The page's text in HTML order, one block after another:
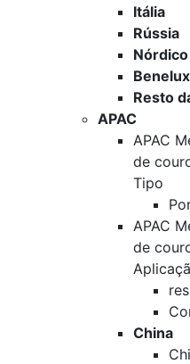
Itália
Rússia
Nórdico
Benelux
Resto
APAC
APAC
de
Tipo
APAC
de
China